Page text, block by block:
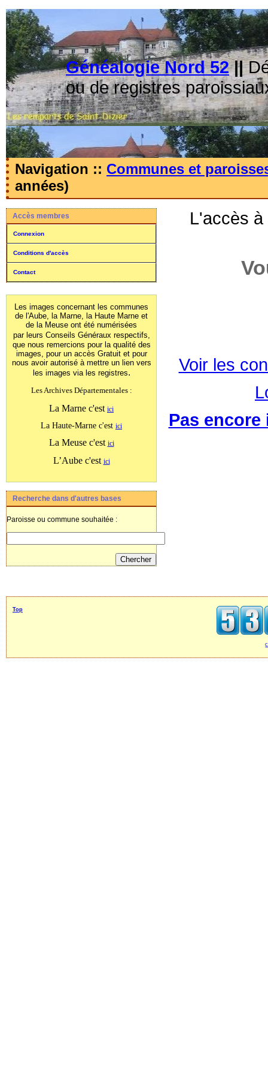
Généalogie Nord 52||
ou de registres
Navigation :: Communes et
années)
Accès membres
Connexion
Conditions d'accès
Contact
Les images concernant les communes
de l'Aube, la Marne, la Haute Marne et
de la Meuse ont été numérisées
par leurs Conseils Généraux respectifs,
que nous remercions pour la qualité des
images, pour un accès Gratuit et pour
nous avoir autorisé à mettre un lien vers
les images via les registres.
Les Archives Départementales :
La Marne c'est ici
La Haute-Marne c'est ici
La Meuse c'est ici
L’Aube c'est ici
Recherche dans d'autres bases
Paroisse ou commune souhaitée :
L'accès
Voir les
Pas
Top